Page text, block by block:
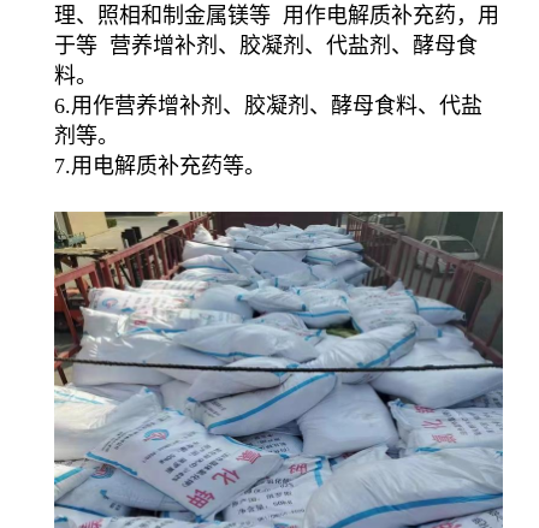
理、照相和制金属镁等 用作电解质补充药，用
于等 营养增补剂、胶凝剂、代盐剂、酵母食
料。
6.用作营养增补剂、胶凝剂、酵母食料、代盐
剂等。
7.用电解质补充药等。